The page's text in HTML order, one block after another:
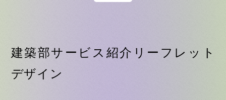
建築部サービス紹介リーフレット
デザイン